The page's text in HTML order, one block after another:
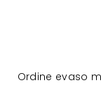
Ordine evaso